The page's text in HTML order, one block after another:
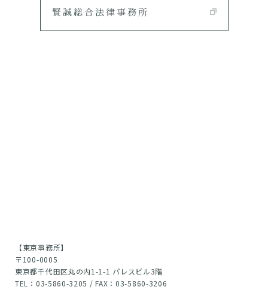
【東京事務所】
〒100-0005
東京都千代田区丸の内1-1-1 パレスビル3階
TEL：03-5860-3205 / FAX：03-5860-3206